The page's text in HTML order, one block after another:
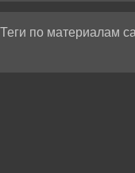
Теги по материалам